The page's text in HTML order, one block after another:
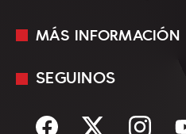
En Vivo
Sociedad
MÁS INFORMACIÓN
Mediakit
Términos y condiciones
SEGUINOS